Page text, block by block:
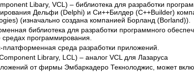
и хотите обновить компоненты, не скачивайте файлы с
обновления полной версии.
Libary, VCL) – библиотека для разработки
Дельфи (Delphi) и Си++Билдер (C++Builder)
(изначально создана компанией Борланд (Borland)).
библиотека для разработки программного
программирования.
среда разработки приложений.
Library, LCL) – аналог VCL для Лазаруса
от фирмы Эмбаркадеро Текнолоджис, может